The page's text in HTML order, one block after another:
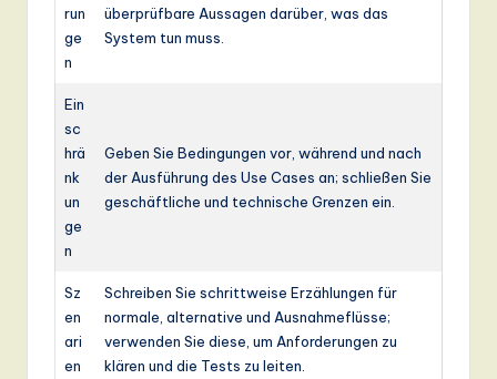
run
ge
n
überprüfbare Aussagen darüber, was das
System tun muss.
Ein
sc
hrä
nk
un
ge
n
Geben Sie Bedingungen vor, während und nach
der Ausführung des Use Cases an; schließen Sie
geschäftliche und technische Grenzen ein.
Sz
en
ari
en
Schreiben Sie schrittweise Erzählungen für
normale, alternative und Ausnahmeflüsse;
verwenden Sie diese, um Anforderungen zu
klären und die Tests zu leiten.